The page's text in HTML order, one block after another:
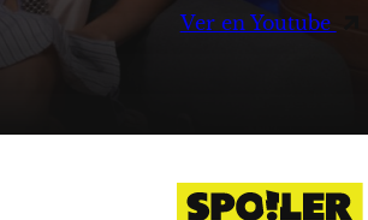
Ver en Youtube